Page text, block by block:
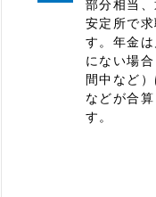
部分相当
安定所で
す。年金
にない場
間中など
などが合
す。